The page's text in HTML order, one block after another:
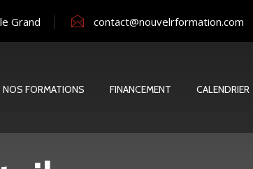
Grand contact@nouvelrformation.com
NOS FORMATIONS FINANCEMENT CALENDRIER